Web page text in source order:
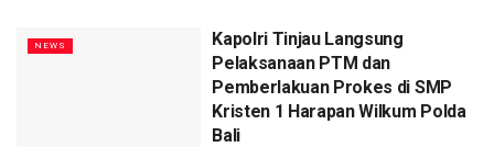
NEWS
Kapolri Tinjau Langsung
Pelaksanaan PTM dan
Pemberlakuan Prokes di SMP
Kristen 1 Harapan Wilkum Polda
Bali